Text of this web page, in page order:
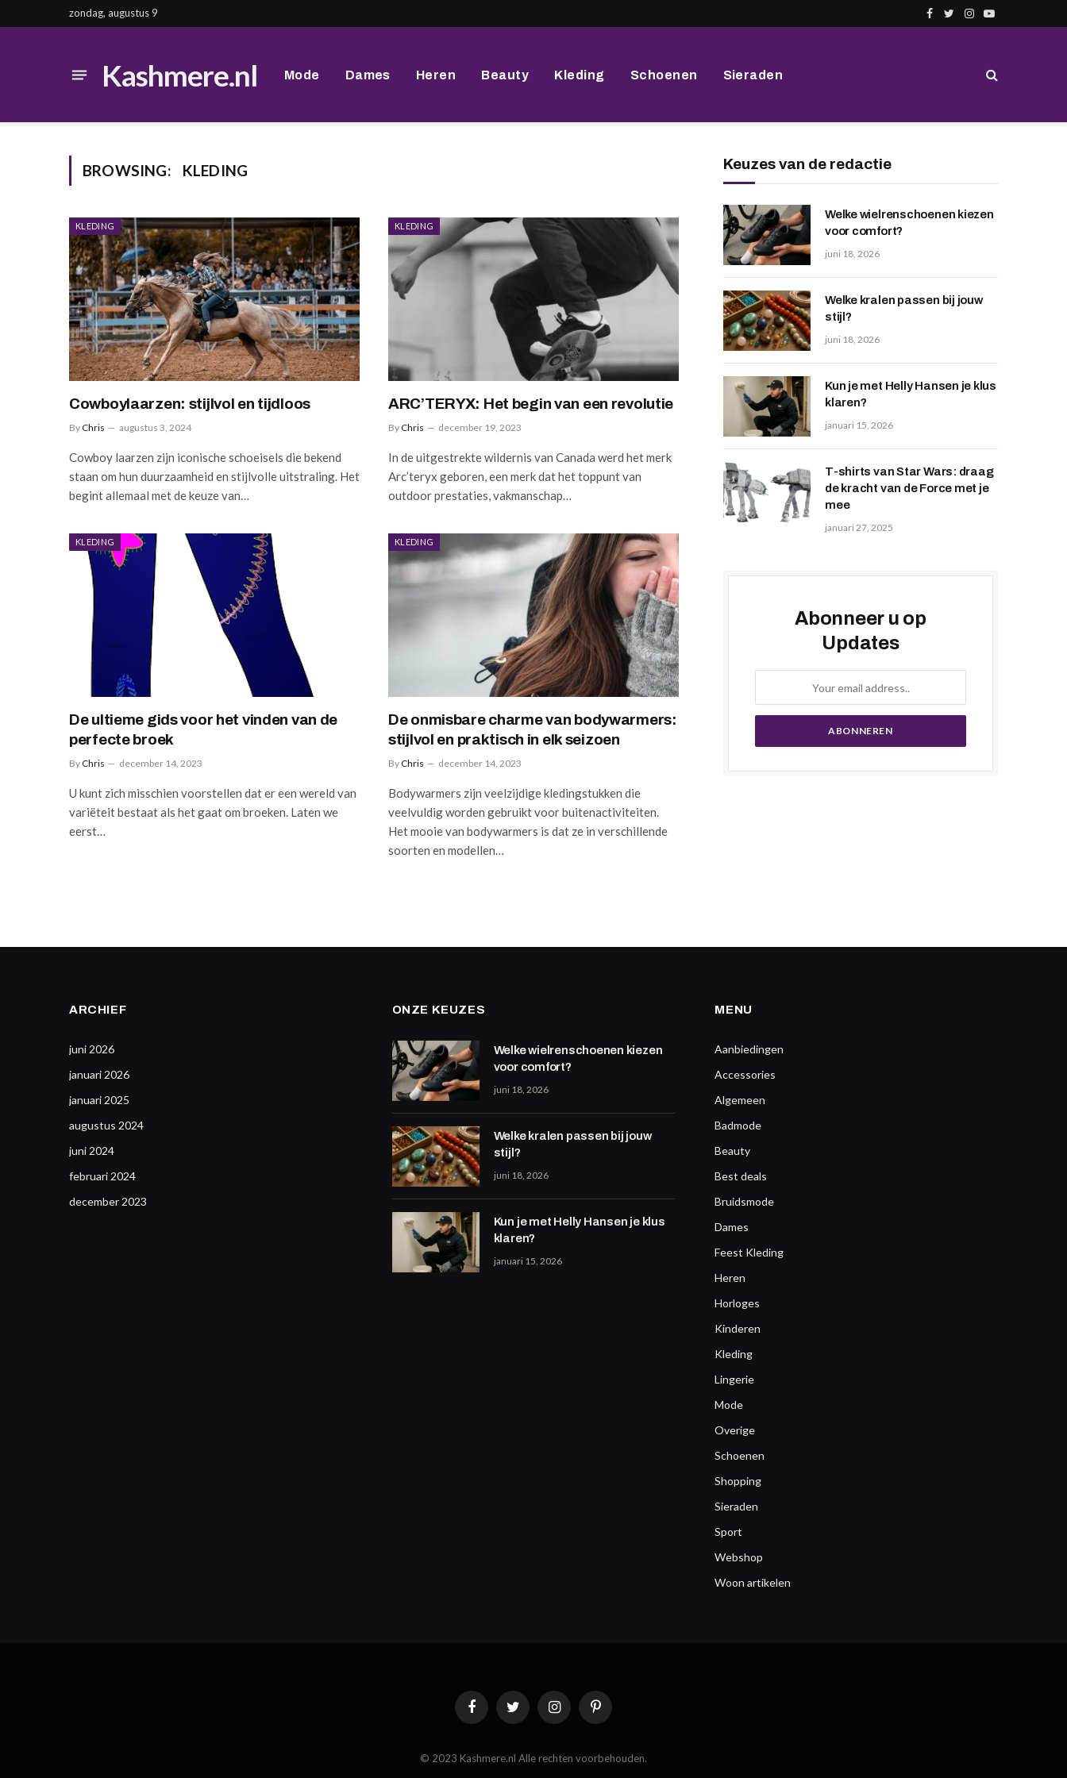
zondag, augustus 9
Facebook
TwitterInstagram
YouTube
Kashmere.nl Mode Dames Heren Beauty Kleding Schoenen Sieraden
BROWSING: KLEDING
KLEDING
Cowboylaarzen: stijlvol en tijdloos
By Chris augustus 3, 2024
Cowboy laarzen zijn iconische schoeisels die bekend
staan om hun duurzaamheid en stijlvolle uitstraling. Het
begint allemaal met de keuze van…
KLEDING
ARC’TERYX: Het begin van een revolutie
By Chris december 19, 2023
In de uitgestrekte wildernis van Canada werd het merk
Arc’teryx geboren, een merk dat het toppunt van
outdoor prestaties, vakmanschap…
KLEDING
De ultieme gids voor het vinden van de
perfecte broek
By Chris december 14, 2023
U kunt zich misschien voorstellen dat er een wereld van
variëteit bestaat als het gaat om broeken. Laten we
eerst…
KLEDING
De onmisbare charme van bodywarmers:
stijlvol en praktisch in elk seizoen
By Chris december 14, 2023
Bodywarmers zijn veelzijdige kledingstukken die
veelvuldig worden gebruikt voor buitenactiviteiten.
Het mooie van bodywarmers is dat ze in verschillende
soorten en modellen…
Keuzes van de redactie
Welke wielrenschoenen kiezen
voor comfort?
juni 18, 2026
Welke kralen passen bij jouw
stijl?
juni 18, 2026
Kun je met Helly Hansen je klus
klaren?
januari 15, 2026
T-shirts van Star Wars: draag
de kracht van de Force met je
mee
januari 27, 2025
Abonneer u op
Updates
ARCHIEF
juni 2026
januari 2026
januari 2025
augustus 2024
juni 2024
februari 2024
december 2023
ONZE KEUZES
Welke wielrenschoenen kiezen
voor comfort?
juni 18, 2026
Welke kralen passen bij jouw
stijl?
juni 18, 2026
Kun je met Helly Hansen je klus
klaren?
januari 15, 2026
MENU
Aanbiedingen
Accessories
Algemeen
Badmode
Beauty
Best deals
Bruidsmode
Dames
Feest Kleding
Heren
Horloges
Kinderen
Kleding
Lingerie
Mode
Overige
Schoenen
Shopping
Sieraden
Sport
Webshop
Woon artikelen
FacebookTwitter InstagramPinterest
© 2023 Kashmere.nl Alle rechten voorbehouden.